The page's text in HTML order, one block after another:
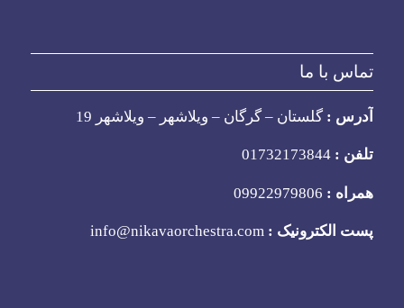
تماس با ما
آدرس : گلستان – گرگان – ویلاشهر – ویلاشهر 19
تلفن :
همراه :
پست الکترونیک :